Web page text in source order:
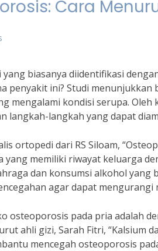
Cara
biasanya diidentifikasi
penyakit ini? Studi menunjukkan
mengalami kondisi serupa.
langkah-langkah yang dapat
ortopedi dari RS Siloam,
yang memiliki riwayat keluarga
dan konsumsi alkohol yang
agar dapat mengurangi
osteoporosis pada pria adalah
ahli gizi, Sarah Fitri, “Kalsium
mencegah osteoporosis